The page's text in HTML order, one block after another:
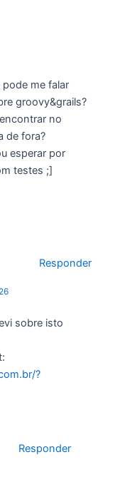
me falar
groovy&grails?
no
de fora?
esperar por
testes ;]
Responder
sobre isto
?
Responder